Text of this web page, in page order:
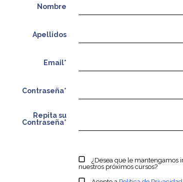
Nombre
Apellidos
Email*
Contraseña*
Repita su
Contraseña*
nuestros próximos cursos?